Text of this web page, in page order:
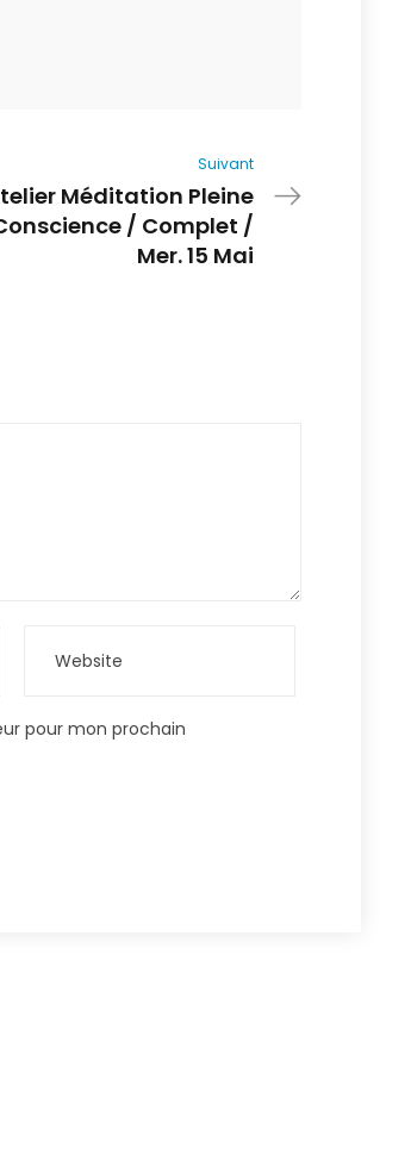
Suivant
Méditation Pleine
/ Complet /
Mer. 15 Mai
pour mon prochain